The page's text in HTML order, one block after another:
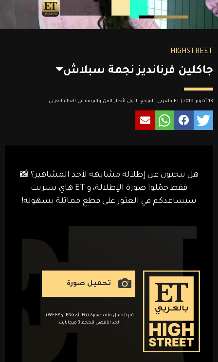
HIGHSTREET
جاكلين فرنانديز نجمة سبلاش
13 أكتوبر 2019 | ET بالعربي: المرجع الأول لأخبار الفن والترفيه في العالم العربي
هل تبحثون عن إطلالة مشابهة لأحد المشاهير؟ 📸
فقط حمّلوا صورة الإطلالة، و ET هاي ستريت
سيساعدكم في العثور على قطع مماثلة بسهولة!
تحميل صورة
قم بتحميل ملف صورة (JPG أو PNG أو WEBP).
الحد الأقصى للحجم: 3 ميجابايت.